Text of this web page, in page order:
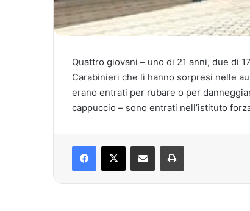
Quattro giovani – uno di 21 anni, due di
Carabinieri che li hanno sorpresi nelle
erano entrati per rubare o per
cappuccio – sono entrati nell’istituto